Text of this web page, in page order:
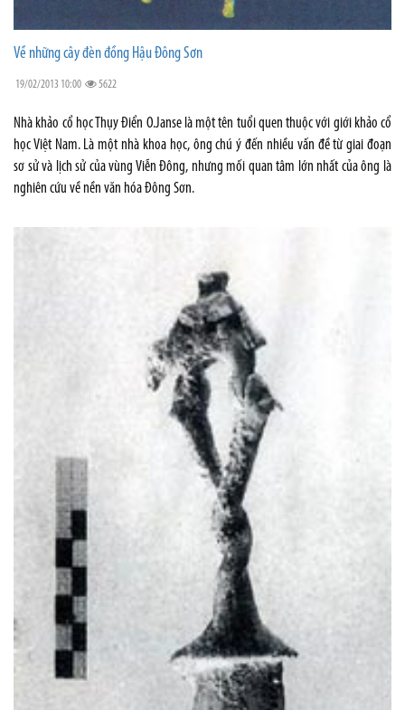
Về những cây đèn đồng Hậu Đông Sơn
19/02/2013 10:00 5622
Nhà khảo cổ học Thụy Điển O.Janse là một tên tuổi quen thuộc với giới khảo cổ
học Việt Nam. Là một nhà khoa học, ông chú ý đến nhiều vấn đề từ giai đoạn
sơ sử và lịch sử của vùng Viễn Đông, nhưng mối quan tâm lớn nhất của ông là
nghiên cứu về nền văn hóa Đông Sơn.